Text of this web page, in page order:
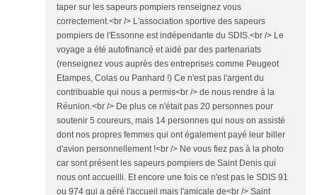
taper sur les sapeurs pompiers renseignez vous
correctement.<br /> L'association sportive des sapeurs
pompiers de l'Essonne est indépendante du SDIS.<br /> Le
voyage a été autofinancé et aidé par des partenariats
(renseignez vous auprès des entreprises comme Peugeot
Etampes, Colas ou Panhard !) Ce n'est pas l'argent du
contribuable qui nous a permis<br /> de nous rendre à la
Réunion.<br /> De plus ce n'était pas 20 personnes pour
soutenir 5 coureurs, mais 14 personnes qui nous on assisté
dont nos propres femmes qui ont également payé leur biller
d'avion personnellement !<br /> Ne vous fiez pas à la photo
car sont présent les sapeurs pompiers de Saint Denis qui
nous ont accueilli. Et encore une fois ce n'est pas le SDIS 91
ou 974 qui a géré l'accueil mais l'amicale de<br /> Saint